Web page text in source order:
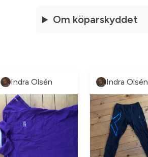
Om köparskyddet
Indra Olsén Indra Olsén